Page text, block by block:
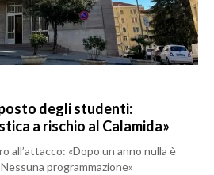
degli studenti:
a rischio al Calamida»
all’attacco: «Dopo un anno nulla è
programmazione»